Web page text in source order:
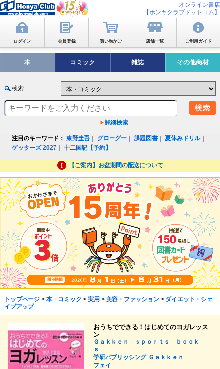
オンライン書店
【ホンヤクラブドットコム】
ログイン 会員登録 買い物かご 店舗一覧 ご利用ガイド
本 コミック 雑誌 その他商材
検索
詳細検索
注目のキーワード： 東野圭吾 グローグー ｜課題図書 ｜夏休みドリル｜
ゲッターズ 2027 ｜十二国記【予約】
【ご案内】お盆期間の配送について
トップページ> 本・コミック > 実用 > 美容・ファッション> ダイエット・シェ
イプアップ
おうちでできる！はじめてのヨガレッス
ン
Ｇａｋｋｅｎ ｓｐｏｒｔｓ ｂｏｏｋ
ｓ
学研パブリッシング Ｇａｋｋｅｎ
フェイ